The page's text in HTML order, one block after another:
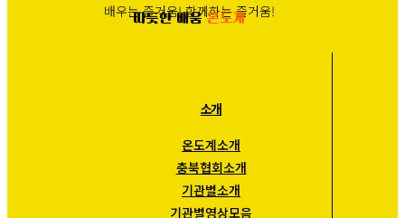
배우는 즐거움! 함께하는 즐거움!
따듯한 배움온도계
소개
온도계소개
충북협회소개
기관별소개
기관별영상모음